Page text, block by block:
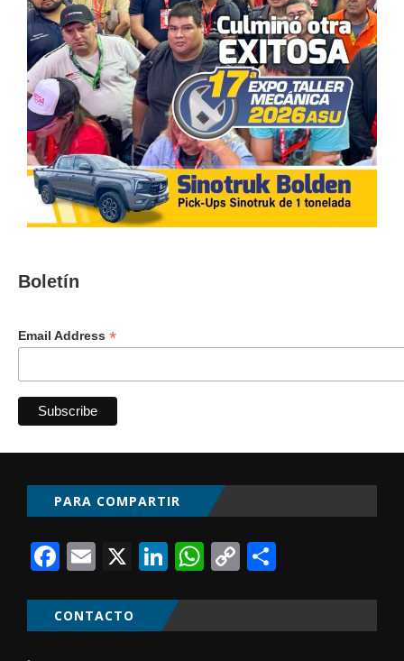
Boletín
Email Address *
PARA COMPARTIR
Facebook
Email
X LinkedIn
WhatsApp
Copy
Link
CONTACTO